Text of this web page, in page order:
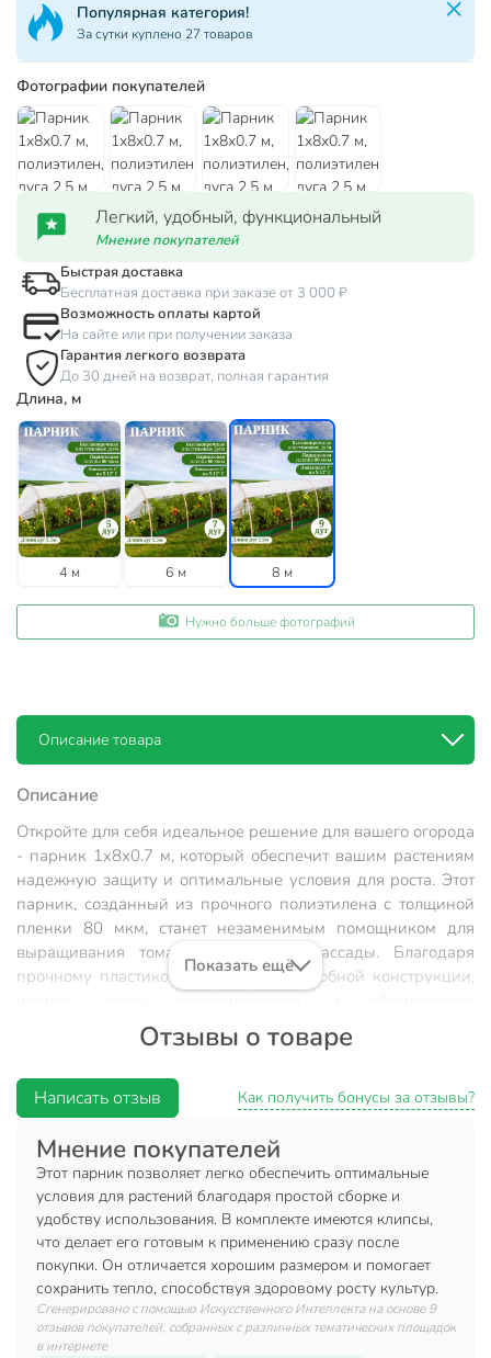
Популярная категория!
За сутки куплено 27 товаров
Фотографии покупателей
Легкий, удобный, функциональный
Мнение покупателей
Быстрая доставка
Бесплатная доставка при заказе от 3 000 ₽
Возможность оплаты картой
На сайте или при получении заказа
Гарантия легкого возврата
До 30 дней на возврат, полная гарантия
Длина, м
4 м 6 м 8 м
Нужно больше фотографий
Описание товара
Описание
Откройте для себя идеальное решение для вашего огорода
- парник 1х8х0.7 м, который обеспечит вашим растениям
надежную защиту и оптимальные условия для роста. Этот
парник, созданный из прочного полиэтилена с толщиной
пленки 80 мкм, станет незаменимым помощником для
выращивания томатов, перцев и рассады. Благодаря
прочному пластиковому каркасу и удобной конструкции,
долговечность использования. Длина дуги в 2.5 м и
диаметр трубы 16 мм делают его устойчивым к внешним
воздействиям, а клипсы надежно фиксируют пленку,
предотвращая ее смещение.Преимущества:
Оптимальные размеры: ширина 1 м, длина 8 м и
высота 0.7 м идеально подходят для компактного
размещения на участке.
Универсальное назначение: подходит для
выращивания различных культур, включая томаты и
перцы.
Легкость установки: пластиковый каркас и клипсы
обеспечивают простую и быструю сборку.
Показать ещё
Отзывы о товаре
Написать отзыв Как получить бонусы за отзывы?
Мнение покупателей
Этот парник позволяет легко обеспечить оптимальные
условия для растений благодаря простой сборке и
удобству использования. В комплекте имеются клипсы,
что делает его готовым к применению сразу после
покупки. Он отличается хорошим размером и помогает
сохранить тепло, способствуя здоровому росту культур.
Сгенерировано с помощью Искусственного Интеллекта на основе 9
отзывов покупателей, собранных с различных тематических площадок
в интернете